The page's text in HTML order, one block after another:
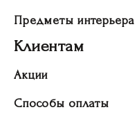
Предметы интерьера
Клиентам
Акции
Способы оплаты